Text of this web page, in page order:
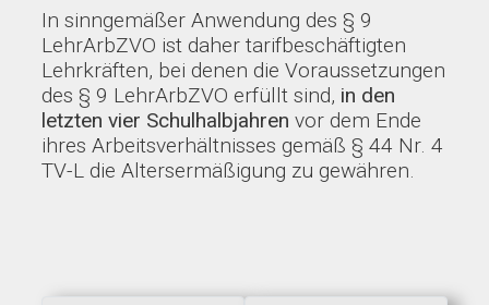
In sinngemäßer Anwendung des § 9
LehrArbZVO ist daher tarifbeschäftigten
Lehrkräften, bei denen die Voraussetzungen
des § 9 LehrArbZVO erfüllt sind, in den
letzten vier Schulhalbjahren vor dem Ende
ihres Arbeitsverhältnisses gemäß § 44 Nr. 4
TV-L die Altersermäßigung zu gewähren.